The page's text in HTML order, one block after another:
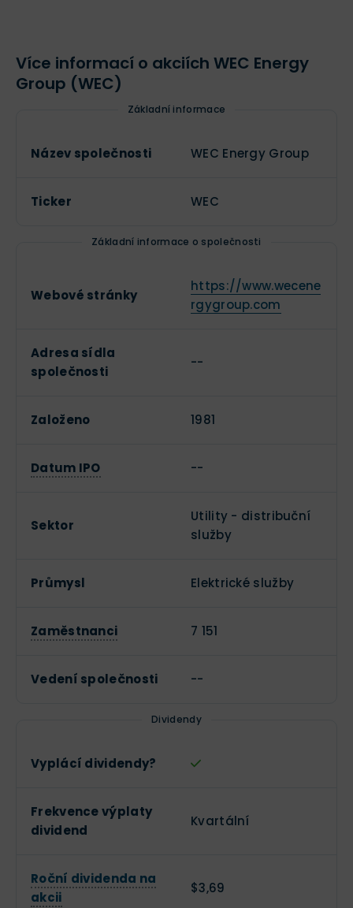
Více informací o akciích WEC Energy
Group (WEC)
Základní informace
Název společnosti WEC Energy Group
Ticker WEC
Základní informace o společnosti
Webové stránky
https://www.wecene
rgygroup.com
Adresa sídla
společnosti
--
Založeno 1981
Datum IPO --
Sektor
Utility - distribuční
služby
Průmysl Elektrické služby
Zaměstnanci 7 151
Vedení společnosti --
Dividendy
Vyplácí dividendy?
Frekvence výplaty
dividend
Kvartální
Roční dividenda na
akcii
$3,69